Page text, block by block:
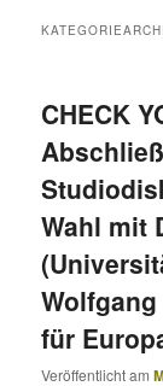
CHECK
Wahl mit
für
Veröffentlicht am